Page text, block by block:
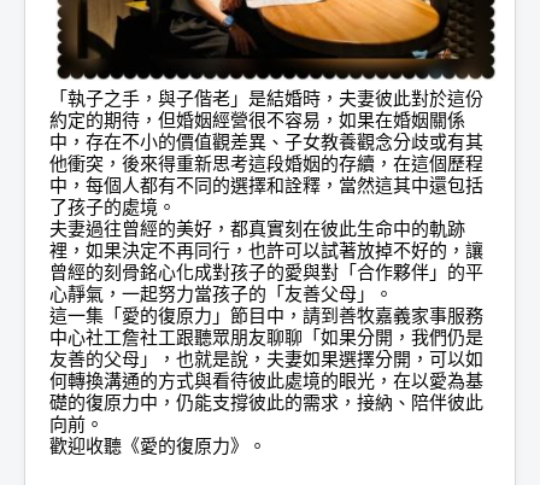
「執子之手，與子偕老」是結婚時，夫妻彼此對於這份
約定的期待，但婚姻經營很不容易，如果在婚姻關係
中，存在不小的價值觀差異、子女教養觀念分歧或有其
他衝突，後來得重新思考這段婚姻的存續，在這個歷程
中，每個人都有不同的選擇和詮釋，當然這其中還包括
了孩子的處境。
夫妻過往曾經的美好，都真實刻在彼此生命中的軌跡
裡，如果決定不再同行，也許可以試著放掉不好的，讓
曾經的刻骨銘心化成對孩子的愛與對「合作夥伴」的平
心靜氣，一起努力當孩子的「友善父母」。
這一集「愛的復原力」節目中，請到善牧嘉義家事服務
中心社工詹社工跟聽眾朋友聊聊「如果分開，我們仍是
友善的父母」，也就是說，夫妻如果選擇分開，可以如
何轉換溝通的方式與看待彼此處境的眼光，在以愛為基
礎的復原力中，仍能支撐彼此的需求，接納、陪伴彼此
向前。
歡迎收聽《愛的復原力》。